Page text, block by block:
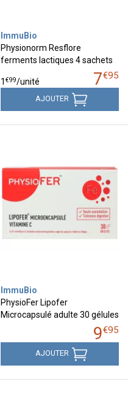
ImmuBio
Physionorm Resflore
ferments lactiques 4 sachets
7€95
1 €99/unité
AJOUTER
ImmuBio
PhysioFer Lipofer
Microcapsulé adulte 30 gélules
9€95
AJOUTER